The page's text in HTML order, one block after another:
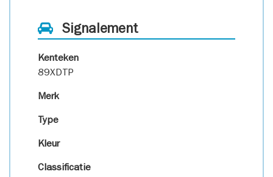
Signalement
Kenteken
89XDTP
Merk
Type
Kleur
Classificatie